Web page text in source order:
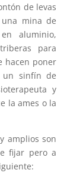
de levas
mina de
aluminio,
para
hacen poner
un sinfín de
y
la ames o la
amplios son
fijar pero a